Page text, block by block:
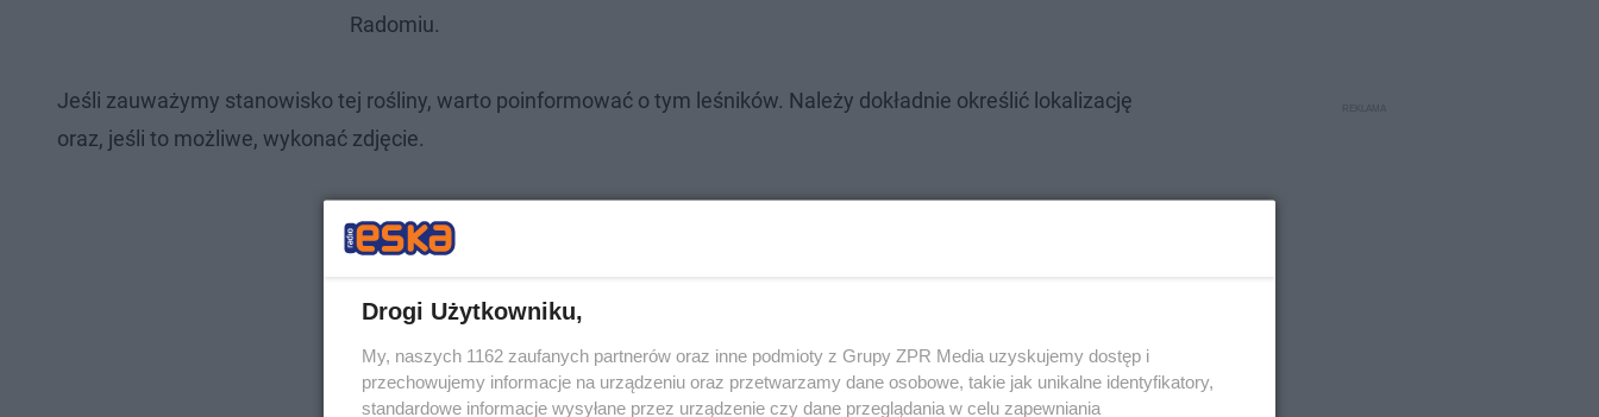
Radomiu.
Jeśli zauważymy stanowisko tej rośliny, warto poinformować o tym leśników. Należy dokładnie określić lokalizację
oraz, jeśli to możliwe, wykonać zdjęcie.
Drogi Użytkowniku,
My, naszych 1162 zaufanych partnerów oraz inne podmioty z Grupy ZPR Media uzyskujemy dostęp i
przechowujemy informacje na urządzeniu oraz przetwarzamy dane osobowe, takie jak unikalne identyfikatory,
standardowe informacje wysyłane przez urządzenie czy dane przeglądania w celu zapewniania